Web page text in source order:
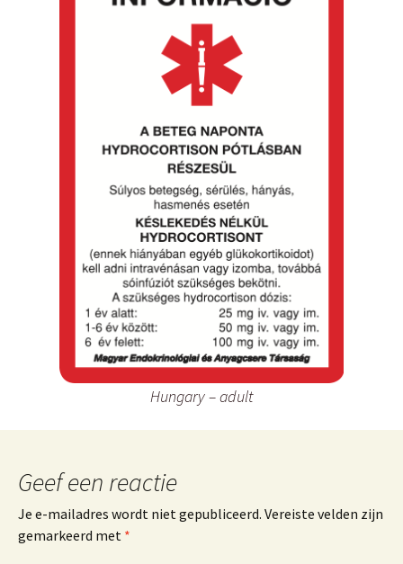
Hungary – adult
Geef een reactie
Je e-mailadres wordt niet gepubliceerd. Vereiste velden zijn
gemarkeerd met *